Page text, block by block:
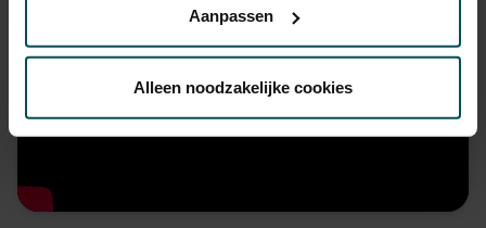
Via decookieverklaringop onze website kunt u uw
Aanpassen
Alleen noodzakelijke cookies